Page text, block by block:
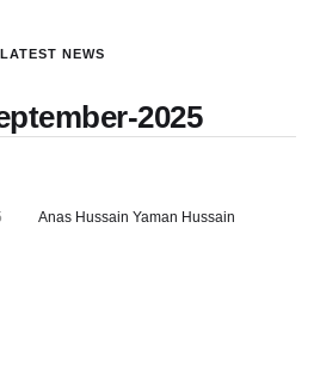
LATEST NEWS
2025
Anas Hussain Yaman Hussain